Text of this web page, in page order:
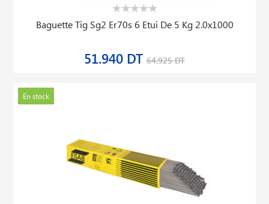
Baguette Tig Sg2 Er70s 6 Etui De 5 Kg 2.0x1000
51.940 DT 64.925 DT
En stock